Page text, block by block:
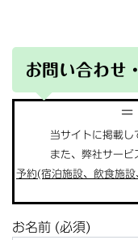
お問い合わせ
当サイトに掲載し
また、弊社サービ
予約(宿泊施設、飲食施
お名前 (必須)